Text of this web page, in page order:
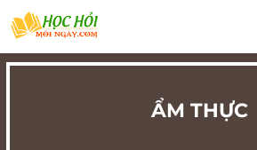
ẨM THỰC